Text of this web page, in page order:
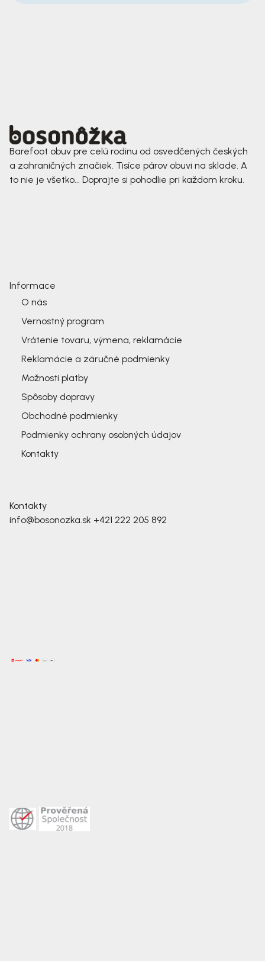
Barefoot obuv pre celú rodinu od osvedčených českých
a zahraničných značiek. Tisíce párov obuvi na sklade. A
to nie je všetko... Doprajte si pohodlie pri každom kroku.
Informace
O nás
Vernostný program
Vrátenie tovaru, výmena, reklamácie
Reklamácie a záručné podmienky
Možnosti platby
Spôsoby dopravy
Obchodné podmienky
Podmienky ochrany osobných údajov
Kontakty
Kontakty
info@bosonozka.sk +421 222 205 892